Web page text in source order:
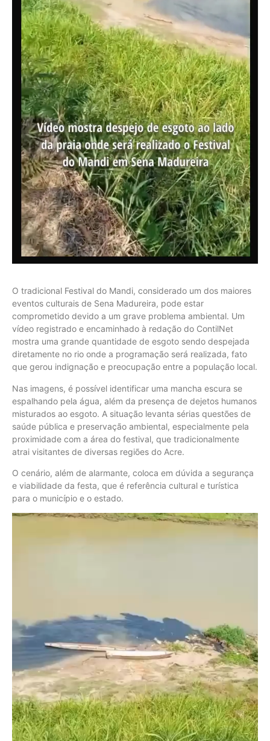
O tradicional Festival do Mandi, considerado um dos maiores
eventos culturais de Sena Madureira, pode estar
comprometido devido a um grave problema ambiental. Um
vídeo registrado e encaminhado à redação do ContilNet
mostra uma grande quantidade de esgoto sendo despejada
diretamente no rio onde a programação será realizada, fato
que gerou indignação e preocupação entre a população local.
Nas imagens, é possível identificar uma mancha escura se
espalhando pela água, além da presença de dejetos humanos
misturados ao esgoto. A situação levanta sérias questões de
saúde pública e preservação ambiental, especialmente pela
proximidade com a área do festival, que tradicionalmente
atrai visitantes de diversas regiões do Acre.
O cenário, além de alarmante, coloca em dúvida a segurança
e viabilidade da festa, que é referência cultural e turística
para o município e o estado.